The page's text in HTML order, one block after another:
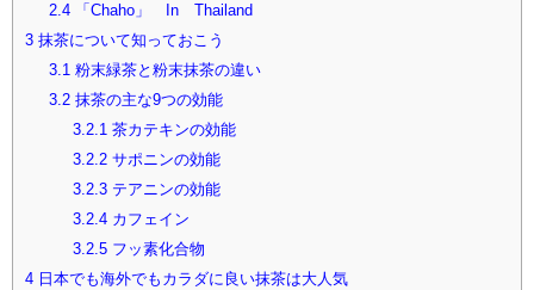
2.4「Chaho」 In Thailand
3 抹茶について知っておこう
3.1粉末緑茶と粉末抹茶の違い
3.2抹茶の主な9つの効能
3.2.1茶カテキンの効能
3.2.2サポニンの効能
3.2.3テアニンの効能
3.2.4カフェイン
3.2.5フッ素化合物
4 日本でも海外でもカラダに良い抹茶は大人気